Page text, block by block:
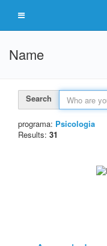
Name
Search
programa: Psicologia
Results: 31